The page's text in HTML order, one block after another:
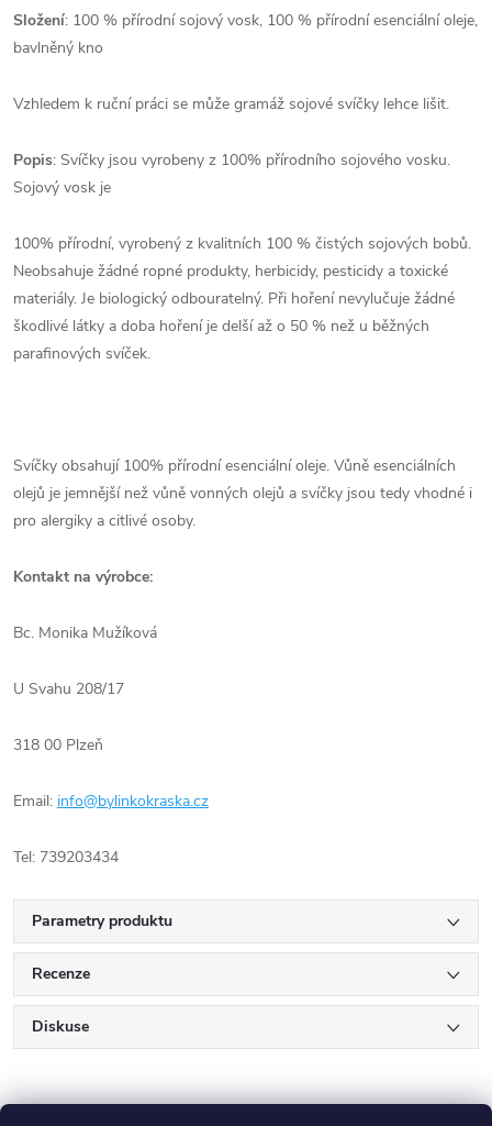
Složení: 100 % přírodní sojový vosk, 100 % přírodní esenciální oleje,
bavlněný kno
Vzhledem k ruční práci se může gramáž sojové svíčky lehce lišit.
Popis: Svíčky jsou vyrobeny z 100% přírodního sojového vosku.
Sojový vosk je
100% přírodní, vyrobený z kvalitních 100 % čistých sojových bobů.
Neobsahuje žádné ropné produkty, herbicidy, pesticidy a toxické
materiály. Je biologický odbouratelný. Při hoření nevylučuje žádné
škodlivé látky a doba hoření je delší až o 50 % než u běžných
parafinových svíček.
Svíčky obsahují 100% přírodní esenciální oleje. Vůně esenciálních
olejů je jemnější než vůně vonných olejů a svíčky jsou tedy vhodné i
pro alergiky a citlivé osoby.
Kontakt na výrobce:
Bc. Monika Mužíková
U Svahu 208/17
318 00 Plzeň
Email: info@bylinkokraska.cz
Tel: 739203434
Parametry produktu
Recenze
Diskuse